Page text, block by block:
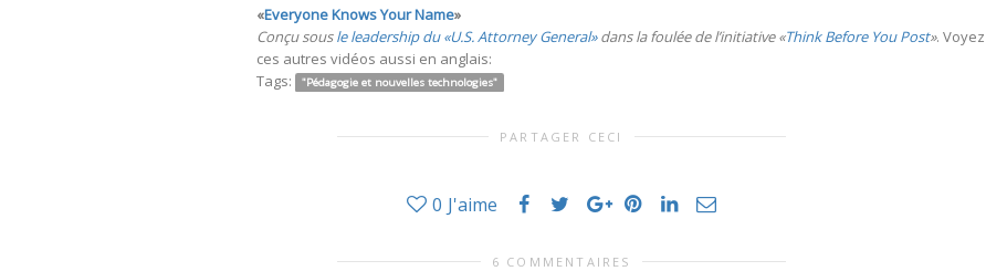
«Everyone Knows Your Name»
Conçu sousle leadership du «U.S. Attorney General»dans la foulée de l’initiative «Think Before You Post». Voyez
ces autres vidéos aussi en anglais:
Tags:
"Pédagogie et nouvelles technologies"
PARTAGER CECI
0 J'aime
6 COMMENTAIRES